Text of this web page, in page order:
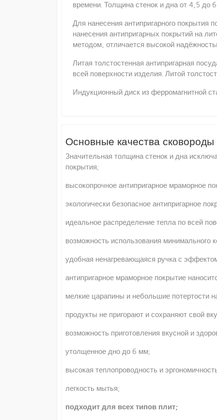
времени. Толщина стенок и дна от 4,5 до
Для нанесения антипригарного
нанесения антипригарных покрытий на
методом, отличается высокой
Литая толстостенная антипригарная
всей поверхности изделия. Литой
Индукционный диск из ферромагнитной
Основные качества
Значительная толщина стенок и дна
покрытия;
высокопрочное антипригарное мраморное
экологически безопасное антипригарное
идеальное распределение тепла по всей
возможность использования минимального
удобная ненагревающаяся ручка с
антипригарное мраморное покрытие
мелкие царапины и небольшие потертости
продукты не пригорают и сохраняют свой
возможность приготовления вкусной и
утолщенное дно до 6 мм;
высокая теплопроводность и
легкость мытья;
подходит для всех типов плит;